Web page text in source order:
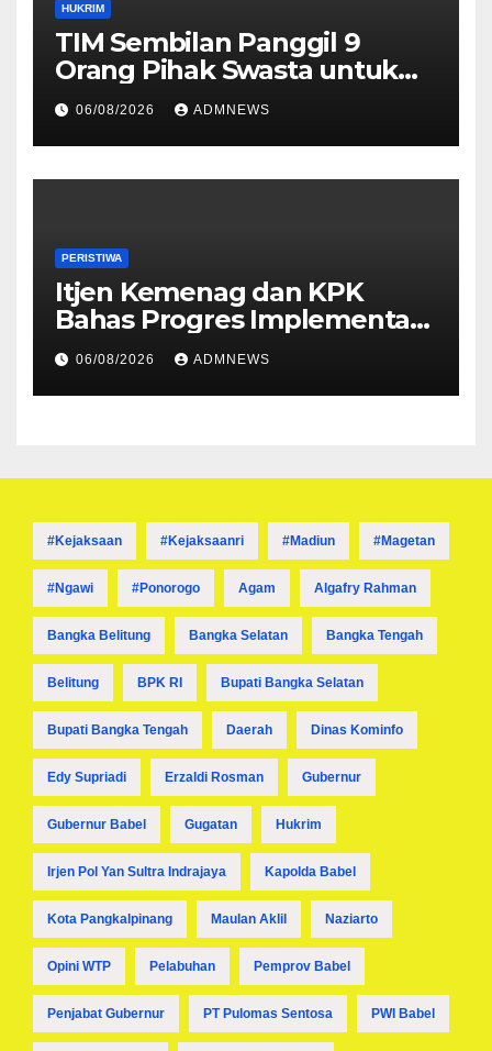
HUKRIM
TIM Sembilan Panggil 9
Orang Pihak Swasta untuk
Memperoleh Alat Bukti dan
Memperjelas Konstruksi
Perkara Dugaan TPPU yang
Melibatkan Tersangka FA
06/08/2026 ADMNEWS
PERISTIWA
Itjen Kemenag dan KPK
Bahas Progres Implementasi
Tiga Aksi Stranas
Pencegahan Korupsi
06/08/2026 ADMNEWS
#kejaksaan #kejaksaanri #madiun #magetan
#ngawi #ponorogo Agam Algafry Rahman
Bangka Belitung Bangka Selatan Bangka Tengah
Belitung BPK RI Bupati Bangka Selatan
Bupati Bangka Tengah Daerah Dinas Kominfo
Edy Supriadi Erzaldi Rosman Gubernur
Gubernur Babel Gugatan Hukrim
Irjen Pol Yan Sultra Indrajaya Kapolda Babel
Kota Pangkalpinang Maulan Aklil Naziarto
Opini WTP Pelabuhan Pemprov Babel
Penjabat Gubernur PT Pulomas Sentosa PWI Babel